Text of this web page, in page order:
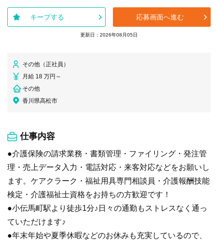
キープする 応募画面へ進む
更新日：2026年08月05日
その他（正社員）
月給 18 万円～
その他
香川県高松市
仕事内容
●介護保険の請求業務・書類管理・ファイリング・発注管
理・売上データ入力・電話対応・来客対応などをお願いし
ます。ケアクラーク・福祉用具専門相談員・介護報酬技能
検定・介護福祉士資格をお持ちの方歓迎です！
●小伝馬町駅より徒歩1分♪日々の通勤もストレスなく通っ
ていただけます♪
●年末年始や夏季休暇などのお休みも充実しているので、